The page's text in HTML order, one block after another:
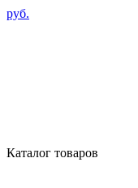
руб.
Каталог товаров